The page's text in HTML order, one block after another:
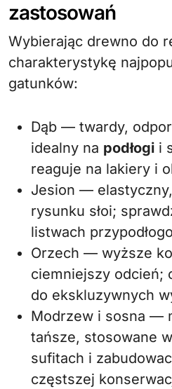
zastosowań
Wybierając drewno do
charakterystykę
gatunków:
Dąb — twardy,
idealny na podłogi i
reaguje na lakiery i
Jesion —
rysunku słoi;
listwach
Orzech — wyższe
ciemniejszy odcień;
do ekskluzywnych
Modrzew i sosna —
tańsze, stosowane
sufitach i
częstszej